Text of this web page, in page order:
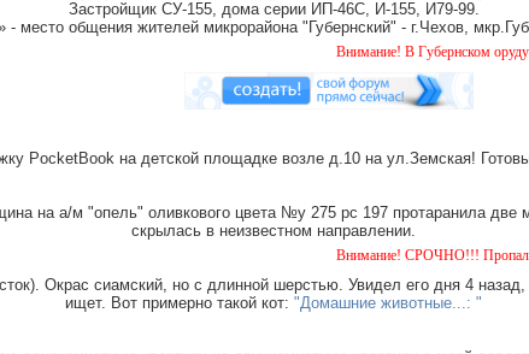
Застройщик СУ-155, дома серии ИП-46С, И-155, И79-99.
общения жителей микрорайона "Губернский" - г.Чехов,
Внимание! В Губернском орудует банда
PocketBook на детской площадке возле д.10 на ул.Земская!
на а/м "опель" оливкового цвета №у 275 рс 197 протаранила
скрылась в неизвестном направлении.
Внимание! СРОЧНО!!! Пропала собака
Окрас сиамский, но с длинной шерстью. Увидел его дня 4
ищет. Вот примерно такой кот: "Домашние животные...: "